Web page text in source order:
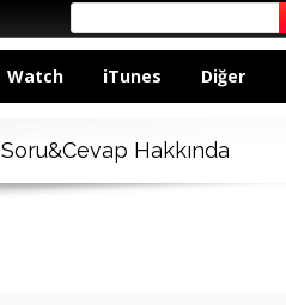
Watch iTunes Diğer
Soru&Cevap Hakkında